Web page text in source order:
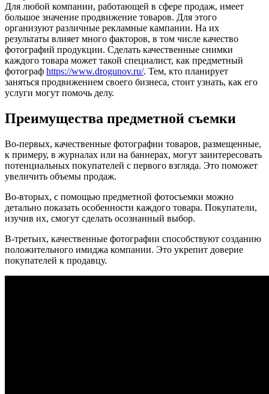
Для любой компании, работающей в сфере продаж, имеет
большое значение продвижение товаров. Для этого
организуют различные рекламные кампании. На их
результаты влияет много факторов, в том числе качество
фотографий продукции. Сделать качественные снимки
каждого товара может такой специалист, как предметный
фотограф https://www.drogunov.ru/. Тем, кто планирует
заняться продвижением своего бизнеса, стоит узнать, как его
услуги могут помочь делу.
Преимущества предметной съемки
Во-первых, качественные фотографии товаров, размещенные,
к примеру, в журналах или на баннерах, могут заинтересовать
потенциальных покупателей с первого взгляда. Это поможет
увеличить объемы продаж.
Во-вторых, с помощью предметной фотосъемки можно
детально показать особенности каждого товара. Покупатели,
изучив их, смогут сделать осознанный выбор.
В-третьих, качественные фотографии способствуют созданию
положительного имиджа компании. Это укрепит доверие
покупателей к продавцу.